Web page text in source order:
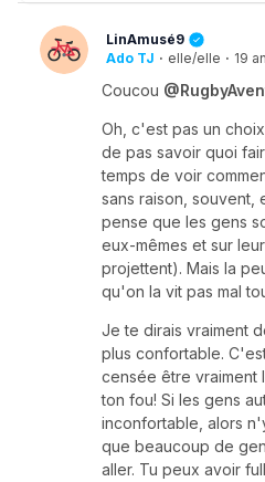
LinAmusé9
Ado TJ · elle/elle · 19
Coucou
Oh, c'est pas un
de pas savoir quoi
temps de voir
sans raison, souvent,
pense que les gens
eux-mêmes et sur
projettent). Mais la
qu'on la vit pas mal
Je te dirais vraiment
plus confortable.
censée être vraiment
ton fou! Si les gens
inconfortable, alors
que beaucoup de
aller. Tu peux avoir